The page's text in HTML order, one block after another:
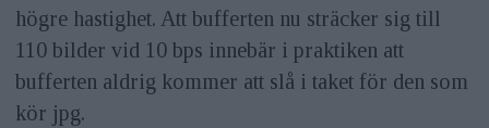
högre hastighet. Att bufferten nu sträcker sig till
110 bilder vid 10 bps innebär i praktiken att
bufferten aldrig kommer att slå i taket för den som
kör jpg.